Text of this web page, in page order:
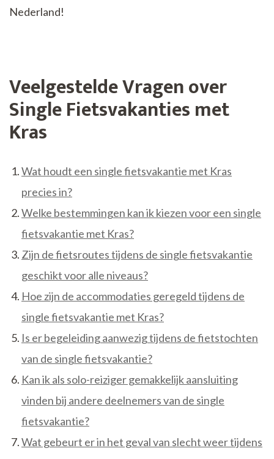
Nederland!
Veelgestelde Vragen over
Single Fietsvakanties met
Kras
Wat houdt een single fietsvakantie met Kras
precies in?
Welke bestemmingen kan ik kiezen voor een single
fietsvakantie met Kras?
Zijn de fietsroutes tijdens de single fietsvakantie
geschikt voor alle niveaus?
Hoe zijn de accommodaties geregeld tijdens de
single fietsvakantie met Kras?
Is er begeleiding aanwezig tijdens de fietstochten
van de single fietsvakantie?
Kan ik als solo-reiziger gemakkelijk aansluiting
vinden bij andere deelnemers van de single
fietsvakantie?
Wat gebeurt er in het geval van slecht weer tijdens